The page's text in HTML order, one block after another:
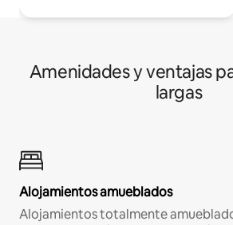
Amenidades y ventajas
largas
Alojamientos amueblados
Alojamientos totalmente